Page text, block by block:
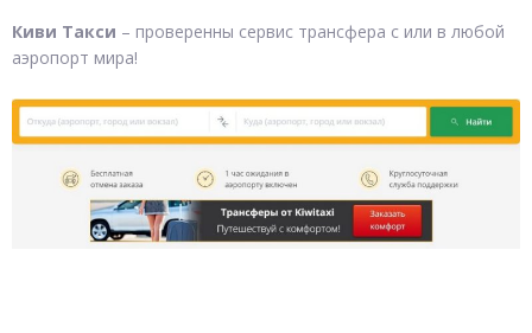
Киви Такси – проверенны сервис трансфера с или в любой
аэропорт мира!